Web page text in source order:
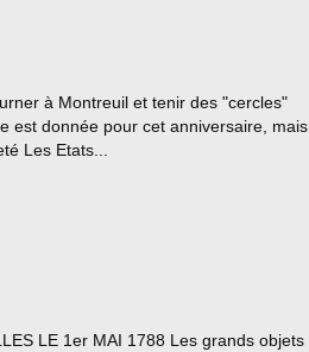
à Montreuil et tenir des "cercles"
est donnée pour cet anniversaire, mais
Les Etats...
LE 1er MAI 1788 Les grands objets